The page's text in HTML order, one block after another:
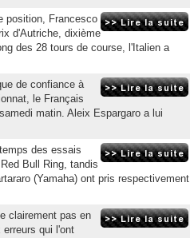
position, Francesco
d'Autriche, dixième
des 28 tours de course, l'Italien a
de confiance à
le Français
matin. Aleix Espargaro a lui
des essais
Bull Ring, tandis
(Yamaha) ont pris respectivement
clairement pas en
erreurs qui l'ont